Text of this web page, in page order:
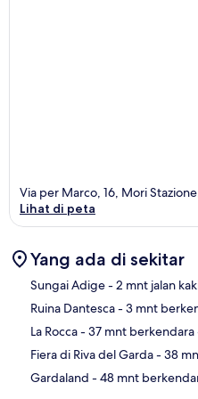
Via per Marco, 16, Mori
Lihat di peta
Yang ada di sekitar
Sungai Adige- 2 mnt jalan
Ruina Dantesca- 3 mnt
La Rocca- 37 mnt berkendara
Fiera di Riva del Garda- 38
Gardaland - 48 mnt